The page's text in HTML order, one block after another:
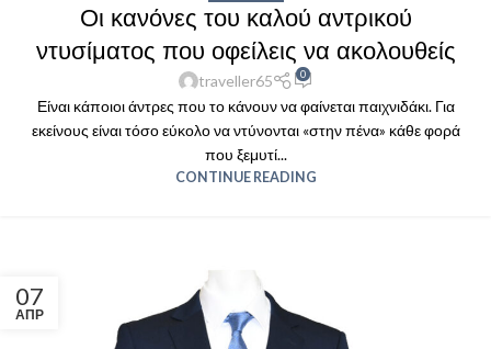
Οι κανόνες του καλού αντρικού
ντυσίματος που οφείλεις να ακολουθείς
traveller65 0
Είναι κάποιοι άντρες που το κάνουν να φαίνεται παιχνιδάκι. Για
εκείνους είναι τόσο εύκολο να ντύνονται «στην πένα» κάθε φορά
που ξεμυτί...
CONTINUE READING
07
ΑΠΡ